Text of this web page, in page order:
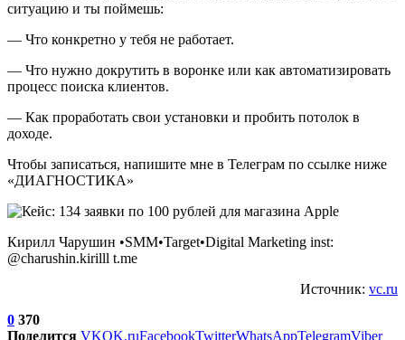
ситуацию и ты поймешь:
— Что конкретно у тебя не работает.
— Что нужно докрутить в воронке или как автоматизировать
процесс поиска клиентов.
— Как проработать свои установки и пробить потолок в
доходе.
Чтобы записаться, напишите мне в Телеграм по ссылке ниже
«ДИАГНОСТИКА»
Кирилл Чарушин •SMM•Target•Digital Marketing inst:
@charushin.kirilll t.me
Источник: vc.ru
0 370
Поделится VKOK.ruFacebookTwitterWhatsAppTelegramViber